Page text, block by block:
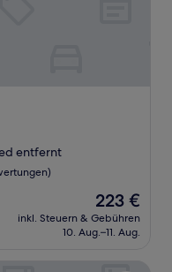
entfernt
Der
Preis
beträgt
223 €
inkl. Steuern & Gebühren
10. Aug.–11. Aug.